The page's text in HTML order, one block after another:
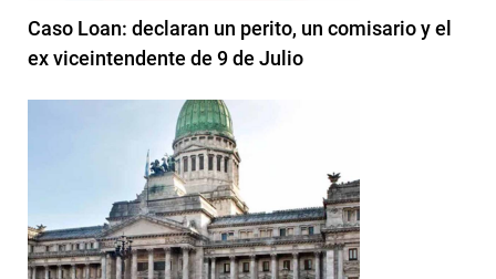
Caso Loan: declaran un perito, un comisario y el
ex viceintendente de 9 de Julio